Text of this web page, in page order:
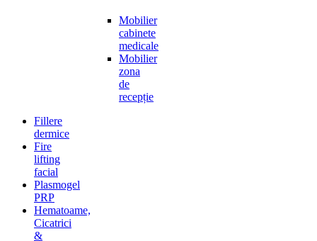
Mobilier
cabinete
medicale
Mobilier
zona
de
recepție
Fillere
dermice
Fire
lifting
facial
Plasmogel
PRP
Hematoame,
Cicatrici
&